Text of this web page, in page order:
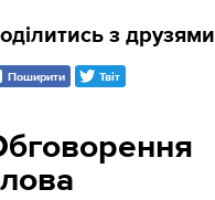
з друзями
Поширити Твіт